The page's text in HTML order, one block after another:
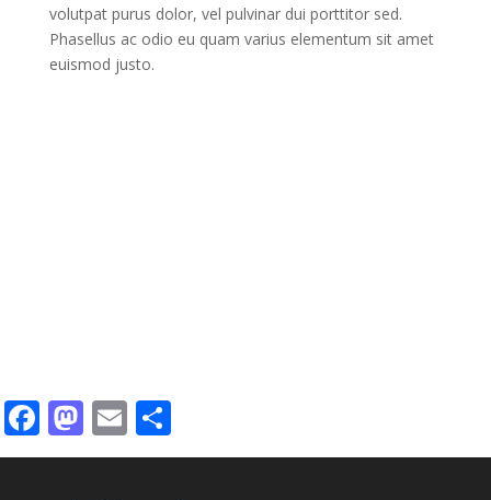
volutpat purus dolor, vel pulvinar dui porttitor sed.
Phasellus ac odio eu quam varius elementum sit amet
euismod justo.
Facebook
Mastodon
Email